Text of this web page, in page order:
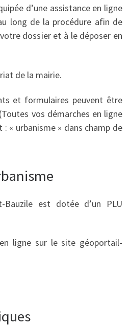
d’une assistance en ligne
long de la procédure afin de
dossier et à le déposer en
de la mairie.
et formulaires peuvent être
vos démarches en ligne
: « urbanisme » dans champ de
Bauzile est dotée d’un PLU
ligne sur le site géoportail-